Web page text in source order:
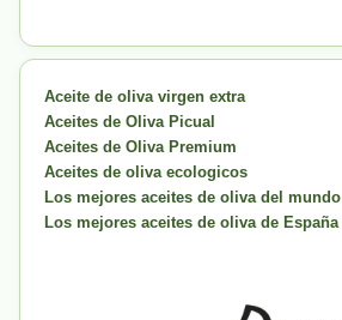
Aceite de oliva virgen extra
Aceites de Oliva Picual
Aceites de Oliva Premium
Aceites de oliva ecologicos
Los mejores aceites de oliva del mundo
Los mejores aceites de oliva de España